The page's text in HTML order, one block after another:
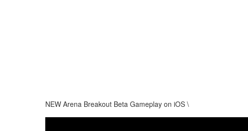
NEW Arena Breakout Beta Gameplay on iOS \